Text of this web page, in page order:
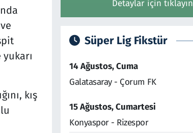
kış
Detaylar için tıklayın
Süper Lig Fikstür
14 Ağustos, Cuma
Galatasaray - Çorum FK
15 Ağustos, Cumartesi
Konyaspor - Rizespor